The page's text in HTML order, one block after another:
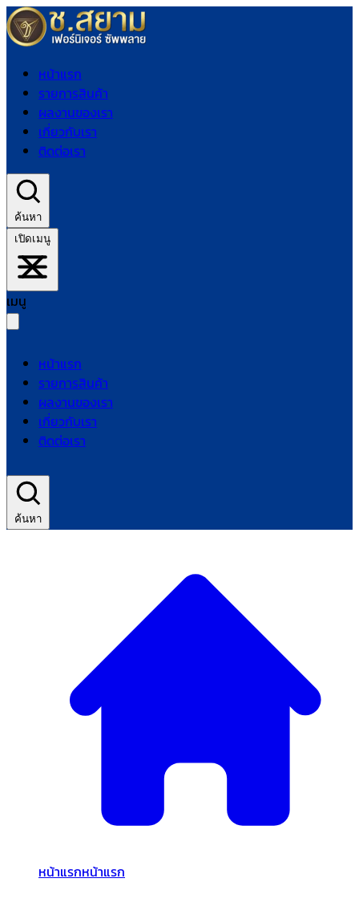
หน้าแรก
รายการสินค้า
ผลงานของเรา
เกี่ยวกับเรา
ติดต่อเรา
ค้นหา
เปิดเมนู
เมนู
หน้าแรก
รายการสินค้า
ผลงานของเรา
เกี่ยวกับเรา
ติดต่อเรา
ค้นหา
หน้าแรกหน้าแรก